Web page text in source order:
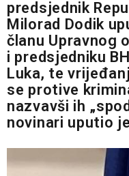
predsjednik
Milorad Dodik
članu Upravnog
i predsjedniku
Luka, te
se protive
nazvavši ih
novinari uputio